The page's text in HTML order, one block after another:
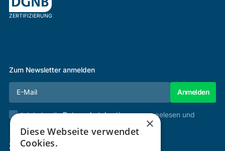
ZERTIFIZIERUNG
Zum Newsletter anmelden
Ich habe dieDatenschutzbestimmungengelesen und
Zertifizierung & Verifikation
×
Diese Webseite verwendet
Cookies.